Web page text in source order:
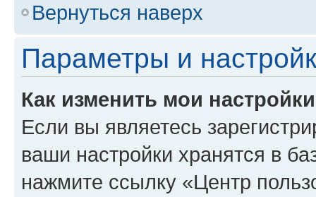
Вернуться наверх
Параметры и
Как изменить мои
Если вы являетесь
ваши настройки хранятся в
нажмите ссылку «Центр